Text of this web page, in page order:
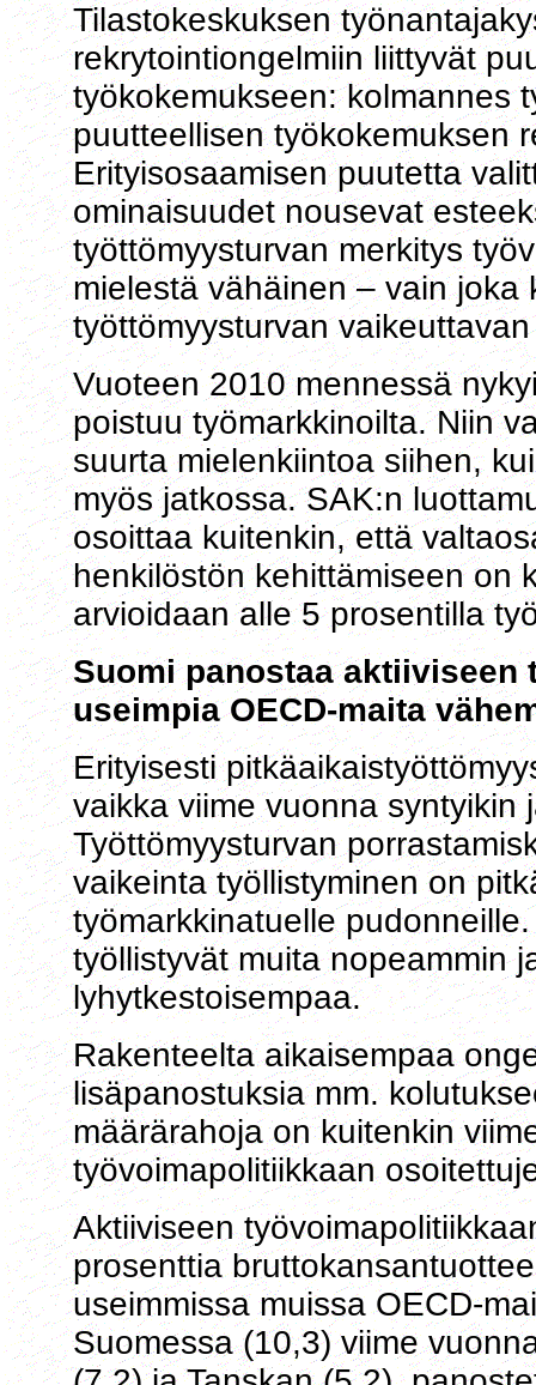
Tilastokeskuksen
rekrytointiongelmiin liittyvät
työkokemukseen: kolmannes
puutteellisen työkokemuksen
Erityisosaamisen puutetta
ominaisuudet nousevat
työttömyysturvan merkitys
mielestä vähäinen – vain
työttömyysturvan
Vuoteen 2010 mennessä
poistuu työmarkkinoilta. Niin
suurta mielenkiintoa siihen,
myös jatkossa. SAK:n
osoittaa kuitenkin, että
henkilöstön kehittämiseen on
arvioidaan alle 5 prosentilla
Suomi panostaa
useimpia OECD-maita
Erityisesti
vaikka viime vuonna
Työttömyysturvan
vaikeinta työllistyminen on
työmarkkinatuelle
työllistyvät muita nopeammin
lyhytkestoisempaa.
Rakenteelta aikaisempaa
lisäpanostuksia mm.
määrärahoja on kuitenkin
työvoimapolitiikkaan
Aktiiviseen
prosenttia
useimmissa muissa OECD-
Suomessa (10,3) viime